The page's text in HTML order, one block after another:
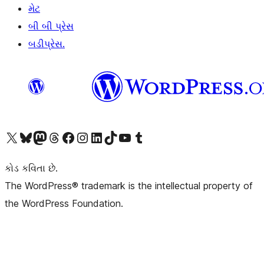
મેટ
બી બી પ્રેસ
બડીપ્રેસ.
અમારા X (અગાઉ ટ્વિટર) એકાઉન્ટની મુલાકાત લોઅમારા Bluesky એકાઉન્ટની મુલાકાત લોઅમારા માસ્ટોડોન એકાઉન્ટની મુલાકાત લોઅમારા Threads એકાઉન્ટની મુલાકાત લો અમારા ફેસબુક પેજની મુલાકાત લોઅમારા ઇન્સ્ટાગ્રામ એકાઉન્ટની મુલાકાત લો અમારા LinkedIn એકાઉન્ટની મુલાકાત લોઅમારા TikTok એકાઉન્ટની મુલાકાત લોઅમારી YouTube ચેનલની મુલાકાત લો અમારા Tumblr એકાઉન્ટની મુલાકાત લો
કોડ કવિતા છે.
The WordPress® trademark is the intellectual property of
the WordPress Foundation.